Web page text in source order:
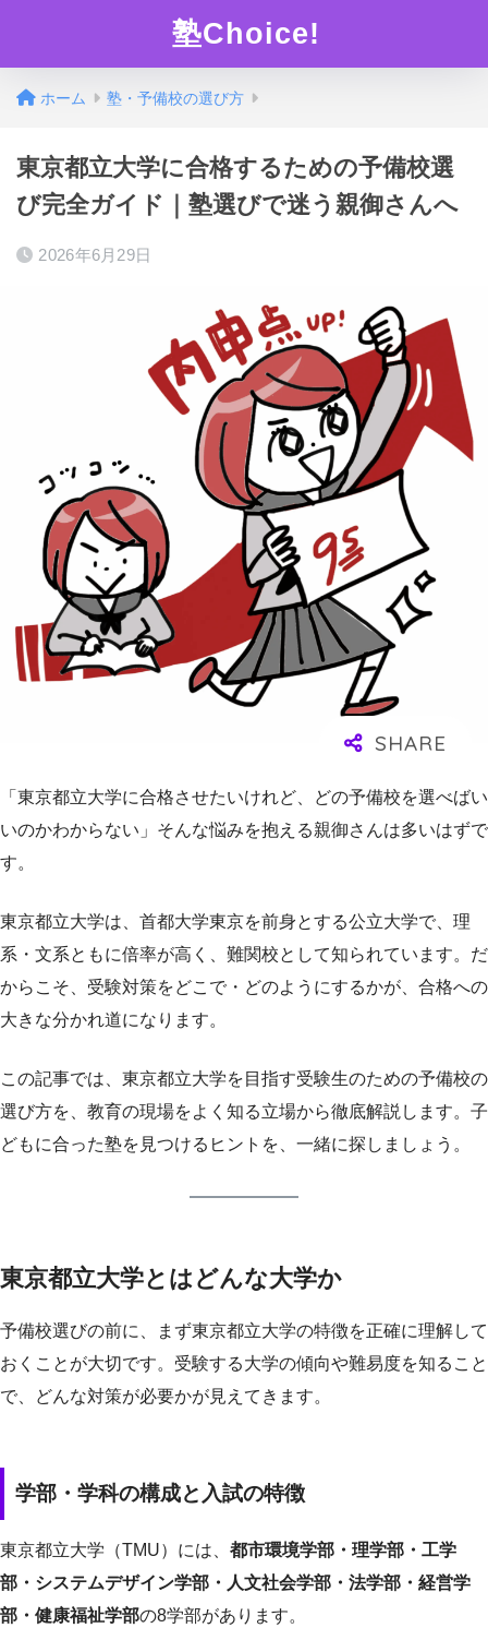
塾Choice!
ホーム 塾・予備校の選び方
東京都立大学に合格するための予備校選
び完全ガイド｜塾選びで迷う親御さんへ
2026年6月29日
「東京都立大学に合格させたいけれど、どの予備校を選べばい
いのかわからない」そんな悩みを抱える親御さんは多いはずで
す。
東京都立大学は、首都大学東京を前身とする公立大学で、理
系・文系ともに倍率が高く、難関校として知られています。だ
からこそ、受験対策をどこで・どのようにするかが、合格への
大きな分かれ道になります。
この記事では、東京都立大学を目指す受験生のための予備校の
選び方を、教育の現場をよく知る立場から徹底解説します。子
どもに合った塾を見つけるヒントを、一緒に探しましょう。
東京都立大学とはどんな大学か
予備校選びの前に、まず東京都立大学の特徴を正確に理解して
おくことが大切です。受験する大学の傾向や難易度を知ること
で、どんな対策が必要かが見えてきます。
学部・学科の構成と入試の特徴
東京都立大学（TMU）には、 都市環境学部・理学部・工学
部・システムデザイン学部・人文社会学部・法学部・経営学
部・健康福祉学部の8学部があります。